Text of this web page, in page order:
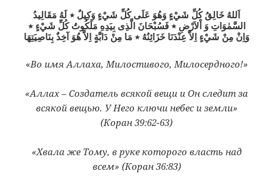
اَللهُ خَالِقُ كُلِّ شَيْءٍ وَهُوَ عَلَى كُلِّ شَيْءٍ وَكِيلٌ ٭ لَهُ مَقَالِيدُ
السَّمٰوَاتِ وَ اْلاَرْضِ ٭ فَسُبْحَانَ الَّذِى بِيَدِهِ مَلَكُوتُ كُلِّ شَيْءٍ ٭
وَاِنْ مِنْ شَيْءٍ اِلاَّ عِنْدَنَا خَزَائِنُهُ ٭ مَا مِنْ دَابَّةٍ اِلاَّ هُوَ آخِذٌ بِنَاصِيَتِهَا
«Во имя Аллаха, Милостивого, Милосердного!»
«Аллах – Создатель всякой вещи и Он следит за
всякой вещью. У Него ключи небес и земли»
(Коран 39:62-63)
«Хвала же Тому, в руке которого власть над
всем» (Коран 36:83)